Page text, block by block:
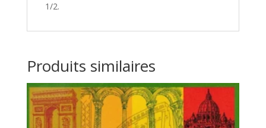
1/2.
Produits similaires